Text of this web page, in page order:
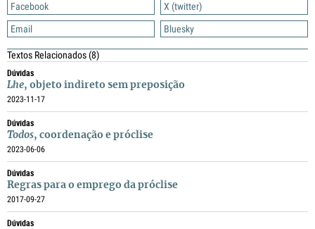
Facebook
X (twitter)
Email
Bluesky
Textos Relacionados(8)
Dúvidas
Lhe, objeto indireto sem preposição
2023-11-17
Dúvidas
Todos, coordenação e próclise
2023-06-06
Dúvidas
Regras para o emprego da próclise
2017-09-27
Dúvidas